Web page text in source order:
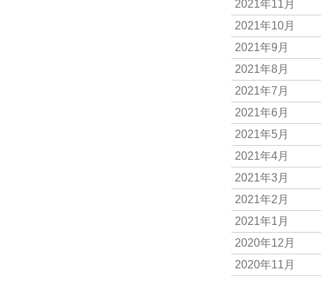
2021年11月
2021年10月
2021年9月
2021年8月
2021年7月
2021年6月
2021年5月
2021年4月
2021年3月
2021年2月
2021年1月
2020年12月
2020年11月